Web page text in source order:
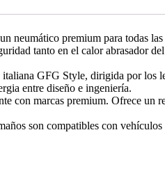
neumático premium para todas
tanto en el calor abrasador
GFG Style, dirigida por
entre diseño e ingeniería.
con marcas premium. Ofrece
son compatibles con